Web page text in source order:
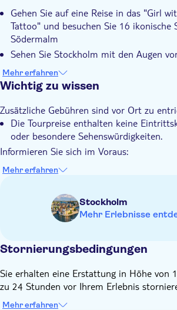
Altersgruppen geeignet und garantiert
alle. Wandeln Sie auf den Spuren Ihrer
schaffen Sie Erinnerungen, die ein Leben
Geführte Tour
Gehen Sie auf eine Reise in das "Girl
Tattoo" und besuchen Sie 16 ikonische
Södermalm
Sehen Sie Stockholm mit den Augen
und Mikael Blomkvist
Es geht über den Film hinaus mit
versteckten Details, die nur Fans kennen
Die Tour endet mit einer
Larsson selbst
Ein unverzichtbares Stockholm-Erlebnis
Erstbesucher und neugierige Entdecker
Mehr erfahren
Wichtig zu wissen
Zusätzliche Gebühren sind vor Ort zu
Die Tourpreise enthalten keine
oder besondere Sehenswürdigkeiten.
Informieren Sie sich im Voraus:
Die Touren finden bei jedem Wetter
sich angemessen
Bitte nicht vergessen:
Tragen Sie geeignetes Schuhwerk zum
Nehmen Sie einen Regenschirm oder
Mehr erfahren
Stockholm
Mehr Erlebnisse
Stornierungsbedingungen
Sie erhalten eine Erstattung in Höhe von
zu 24 Stunden vor Ihrem Erlebnis
Mehr erfahren